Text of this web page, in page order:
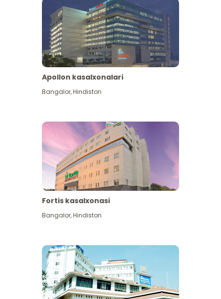
Apollon kasalxonalari
Bangalor,Hindiston
Fortis kasalxonasi
Bangalor,Hindiston